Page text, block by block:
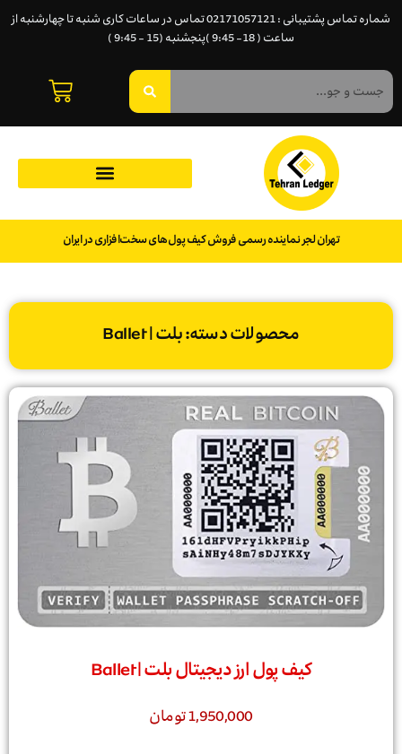
شماره تماس پشتیبانی : 02171057121 تماس در ساعات کاری شنبه تا چهارشنبه از
ساعت ( 18- 9:45 )پنجشنبه (15 - 9:45 )
تهران لجر نماینده رسمی فروش کیف پول‌های سخت‌افزاری در ایران
محصولات دسته: بلت | Ballet
کیف پول ارز دیجیتال بلت | Ballet
1,950,000تومان